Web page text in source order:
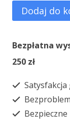
ilość
Śmierć
a
co
Dodaj do
Bezpłatna
250 zł
Bezpieczne